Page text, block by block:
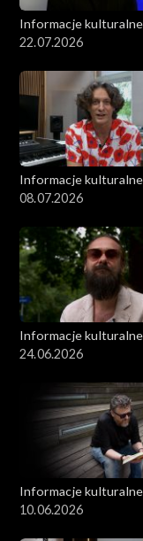
Informacje kulturalne
22.07.2026
Informacje kulturalne
08.07.2026
Informacje kulturalne
24.06.2026
Informacje kulturalne
10.06.2026